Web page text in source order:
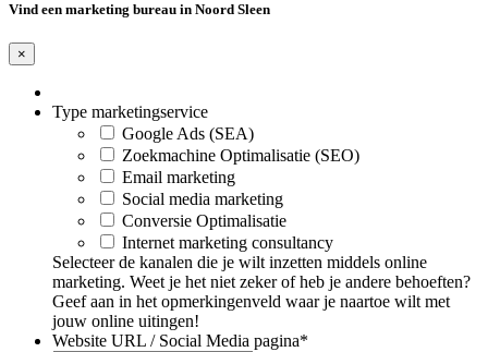
Vind een marketing bureau in Noord Sleen
×
Type marketingservice
Google Ads (SEA)
Zoekmachine Optimalisatie (SEO)
Email marketing
Social media marketing
Conversie Optimalisatie
Internet marketing consultancy
Selecteer de kanalen die je wilt inzetten middels online
marketing. Weet je het niet zeker of heb je andere behoeften?
Geef aan in het opmerkingenveld waar je naartoe wilt met
jouw online uitingen!
Website URL / Social Media pagina*